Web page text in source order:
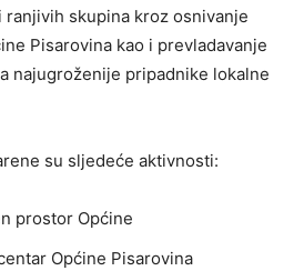
skupina kroz osnivanje
Pisarovina kao i prevladavanje
najugroženije pripadnike lokalne
su sljedeće aktivnosti:
prostor Općine
Općine Pisarovina